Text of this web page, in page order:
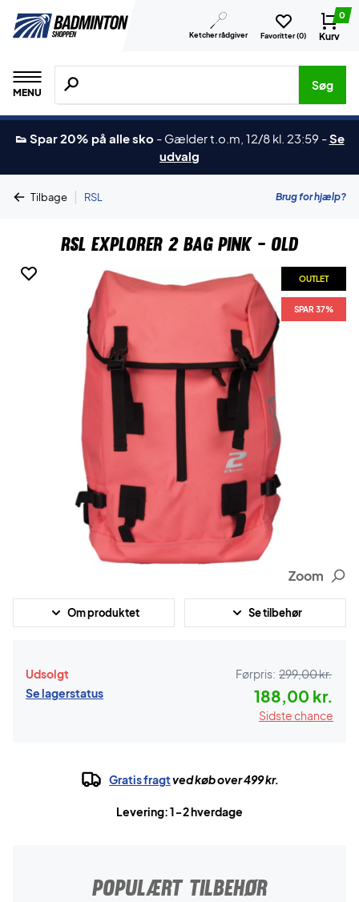
Ketcher rådgiver Favoritter (0)
0
Kurv
MENU
Søg efter produkter, mærker etc.
Søg
👟 Spar 20% på alle sko - Gælder t.o.m, 12/8 kl. 23:59 -Se
udvalg
Tilbage | RSL Brug for hjælp?
RSL Explorer 2 Bag Pink - OLD
OUTLET
SPAR 37%
Zoom
Om produktet Se tilbehør
Udsolgt
Se lagerstatus
Førpris: 299,00 kr.
188,00 kr.
Sidste chance
Gratis fragtved køb over 499 kr.
Levering: 1-2 hverdage
POPULÆRT TILBEHØR